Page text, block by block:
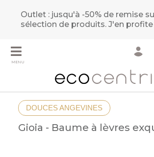
Outlet : jusqu'à -50% de remise
sélection de produits.J'en profite
MENU
DOUCES ANGEVINES
Gioia - Baume à lèvres